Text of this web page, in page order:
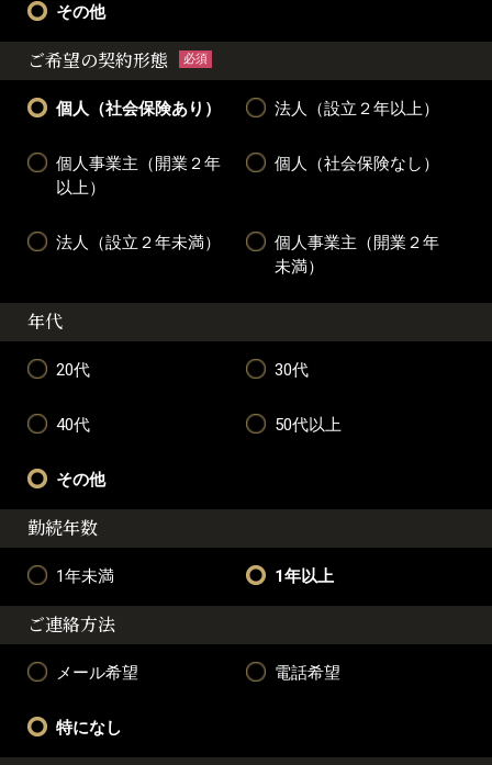
その他
ご希望の契約形態 必須
個人（社会保険あり） 法人（設立２年以上）
個人事業主（開業２年
以上）
個人（社会保険なし）
法人（設立２年未満）
個人事業主（開業２年
未満）
年代
20代 30代
40代 50代以上
その他
勤続年数
1年未満 1年以上
ご連絡方法
メール希望 電話希望
特になし